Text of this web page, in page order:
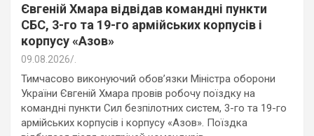
Євгеній Хмара відвідав командні пункти
СБС, 3-го та 19-го армійських корпусів і
корпусу «Азов»
09.08.2026
Тимчасово виконуючий обов’язки Міністра оборони
України Євгеній Хмара провів робочу поїздку на
командні пункти Сил безпілотних систем, 3-го та 19-го
армійських корпусів і корпусу «Азов». Поїздка